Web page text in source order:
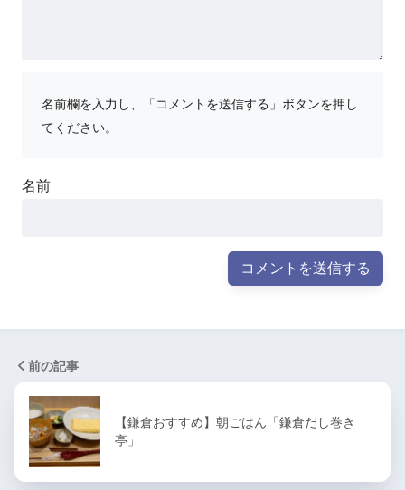
名前欄を入力し、「コメントを送信する」ボタンを押し
てください。
名前
前の記事
【鎌倉おすすめ】朝ごはん「鎌倉だし巻き
亭」